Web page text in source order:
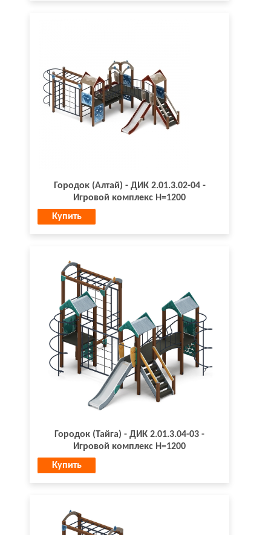
Городок (Алтай) - ДИК 2.01.3.02-04 -
Игровой комплекс H=1200
Купить
Городок (Тайга) - ДИК 2.01.3.04-03 -
Игровой комплекс H=1200
Купить